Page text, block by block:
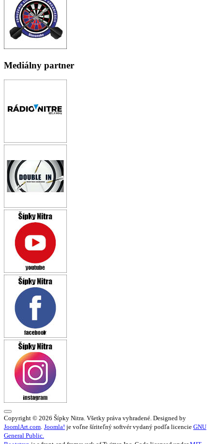
Mediálny partner
Copyright © 2026 Šípky Nitra. Všetky práva vyhradené. Designed by
JoomlArt.com. Joomla! je voľne šíriteľný softvér vydaný podľa licencie GNU
General Public.